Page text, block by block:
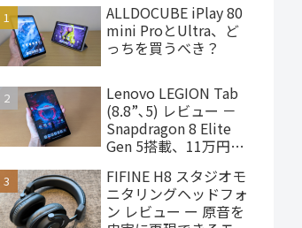
ALLDOCUBE iPlay 80
mini ProとUltra、ど
っちを買うべき？
Lenovo LEGION Tab
(8.8”､5) レビュー －
Snapdragon 8 Elite
Gen 5搭載、11万円台
ゲーミングタブレット
FIFINE H8 スタジオモ
ニタリングヘッドフォ
ン レビュー ー 原音を